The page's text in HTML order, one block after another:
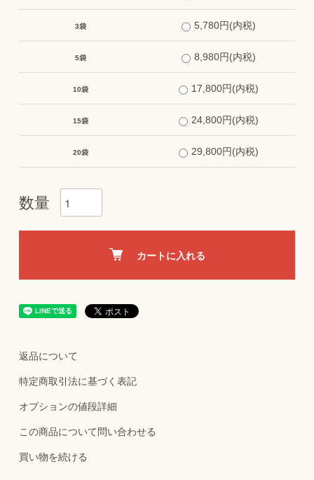
3袋 5,780円(内税)
5袋 8,980円(内税)
10袋 17,800円(内税)
15袋 24,800円(内税)
20袋 29,800円(内税)
数量
カートに入れる
返品について
特定商取引法に基づく表記
オプションの値段詳細
この商品について問い合わせる
買い物を続ける